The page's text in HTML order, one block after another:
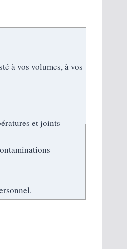
à vos volumes, à vos
et joints